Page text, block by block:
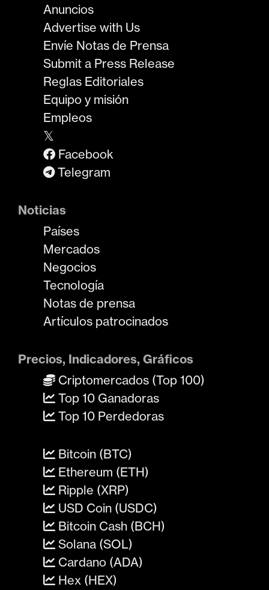
Anuncios
Advertise with Us
Envíe Notas de Prensa
Submit a Press Release
Reglas Editoriales
Equipo y misión
Empleos
𝕏
Facebook
Telegram
Noticias
Países
Mercados
Negocios
Tecnología
Notas de prensa
Artículos patrocinados
Precios, Indicadores, Gráficos
Criptomercados (Top 100)
Top 10 Ganadoras
Top 10 Perdedoras
Bitcoin (BTC)
Ethereum (ETH)
Ripple (XRP)
USD Coin (USDC)
Bitcoin Cash (BCH)
Solana (SOL)
Cardano (ADA)
Hex (HEX)